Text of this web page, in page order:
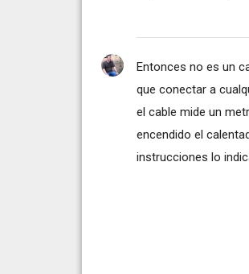
Entonces no es un
que conectar a
el cable mide un
encendido el
instrucciones lo